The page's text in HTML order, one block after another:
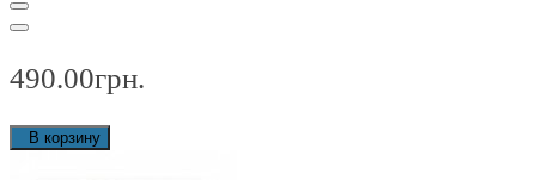
490.00грн.
В корзину